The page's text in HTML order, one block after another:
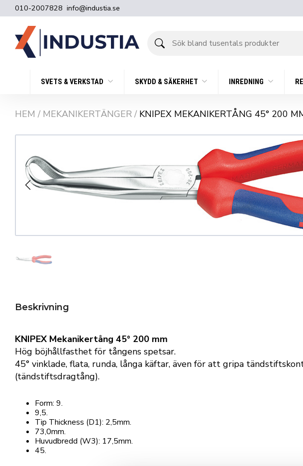
010-2007828 info@industia.se
bland
SVETS & VERKSTAD SKYDD & SÄKERHET INREDNING
HEM / MEKANIKERTÄNGER / KNIPEX MEKANIKERTÅNG 45° 200
Beskrivning
KNIPEX Mekanikertång 45° 200 mm
Hög böjhållfasthet för tångens spetsar.
45° vinklade, flata, runda, långa käftar, även för att gripa
(tändstiftsdragtång).
Form: 9.
9,5.
Tip Thickness (D1): 2,5mm.
73,0mm.
Huvudbredd (W3): 17,5mm.
45.